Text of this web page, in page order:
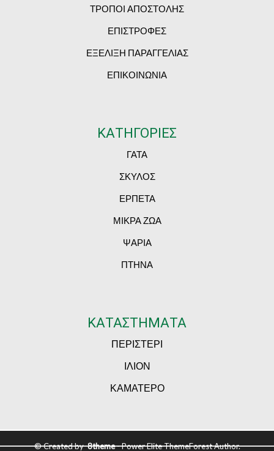
ΤΡΟΠΟΙ ΑΠΟΣΤΟΛΗΣ
ΕΠΙΣΤΡΟΦΕΣ
ΕΞΕΛΙΞΗ ΠΑΡΑΓΓΕΛΙΑΣ
ΕΠΙΚΟΙΝΩΝΙΑ
ΚΑΤΗΓΟΡΙΕΣ
ΓΑΤΑ
ΣΚΥΛΟΣ
ΕΡΠΕΤΑ
ΜΙΚΡΑ ΖΩΑ
ΨΑΡΙΑ
ΠΤΗΝΑ
ΚΑΤΑΣΤΗΜΑΤΑ
ΠΕΡΙΣΤΕΡΙ
ΙΛΙΟΝ
ΚΑΜΑΤΕΡΟ
© Created by8theme- Power Elite ThemeForest Author.